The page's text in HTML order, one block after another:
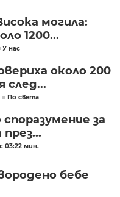
могила:
1200...
У нас
около 200
след...
По света
за
03:22 мин.
бебе